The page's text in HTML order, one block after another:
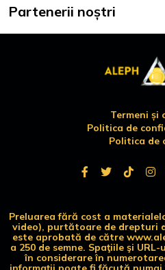
Partenerii noștri
Termeni și
Politica de
Politica de
Preluarea fără cost a
video), purtătoare de drepturi
este aprobată de către
a 250 de semne. Spaţiile şi
în considerare în